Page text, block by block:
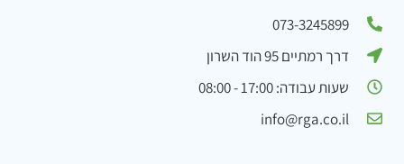
073-3245899
דרך רמתיים 95 הוד השרון
שעות עבודה: 17:00 - 08:00
info@rga.co.il